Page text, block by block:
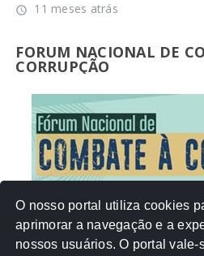
access_time 11 meses atrás
FORUM NACIONAL DE
CORRUPÇÃO
NUVEM DE TAGS
O nosso portal utiliza cookies
aprimorar a navegação e a
nossos usuários. O portal vale-